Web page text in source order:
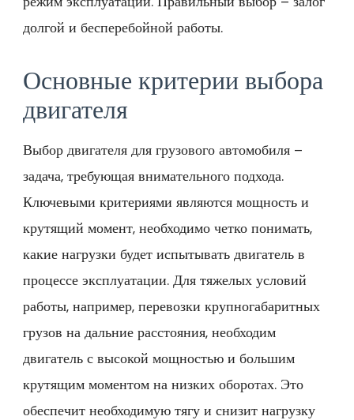
долгой и бесперебойной работы.
Основные критерии выбора
двигателя
Выбор двигателя для грузового автомобиля –
задача, требующая внимательного подхода.
Ключевыми критериями являются мощность и
крутящий момент, необходимо четко понимать,
какие нагрузки будет испытывать двигатель в
процессе эксплуатации. Для тяжелых условий
работы, например, перевозки крупногабаритных
грузов на дальние расстояния, необходим
двигатель с высокой мощностью и большим
крутящим моментом на низких оборотах. Это
обеспечит необходимую тягу и снизит нагрузку